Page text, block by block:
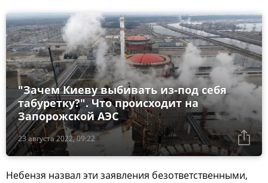
23 августа 2022, 09:22
"Зачем Киеву выбивать из-под себя
табуретку?". Что происходит на
Запорожской АЭС
Небензя назвал эти заявления безответственными,